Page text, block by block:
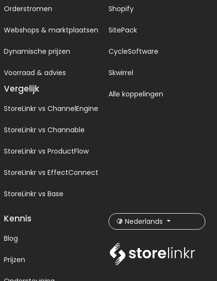
Orderstromen
Webshops & marktplaatsen
Dynamische prijzen
Voorraad & advies
Vergelijk
StoreLinkr vs ChannelEngine
StoreLinkr vs Channable
StoreLinkr vs ProductFlow
StoreLinkr vs EffectConnect
StoreLinkr vs Base
Shopify
SitePack
CycleSoftware
Skwirrel
Alle koppelingen
Kennis
Blog
Prijzen
Nederlands